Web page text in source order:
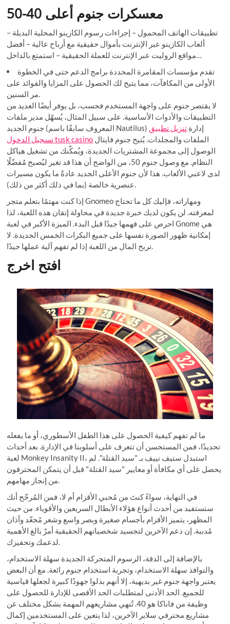
معسكرات جنوم أعلى 40-50
تطبيقات الهاتف المحمول – إجراءات رسوم الكازينو المحلية البديلة –
ألعاب الكازينو عبر الإنترنت بأموال حقيقية مع أرباح عالية – أفضل
مواقع الروليت عبر الإنترنت للعملة الحقيقية – استمتع بالداخل…
تقدم مؤسسات المقامرة المحددة برامج الدعم حتى في الخطوة
الأولى من المكافآت، مما يتيح لك الحصول على المزايا والفوائد على
مر السنين.
لا يقتصر جنوم على واجهة المستخدم فحسب، بل يوفر أيضًا العديد من
التطبيقات والأدوات الأساسية. على سبيل المثال، يُسهّل مدير ملفات
جنوم الجديد (المعروف سابقًا باسم Nautilus) إدارة تنزيل تطبيق
تسجيل الدخول tusk casino
الوصول إلى مجموعة المشتريات الجديدة، ويُمكّنك من تشغيل هياكل
النظام. مع وصول جنوم 50، من الواضح أن هذا قد تغير ليُصبح مُفضّلًا
لدى لاعبي الألعاب. هذا لأن جنوم الأعلى الجديد عادةً ما يكون مسيرات
عنصرية خالصة (بما في ذلك أكثر من ذلك).
إذا كنت مهتمًا بتعلم متجر Gnomeo ومهاراته، فإليك كل ما تحتاج
لمعرفته. لن يكون لديك خبرة جديدة في محاولة إتقان هذه اللعبة، لذا
احرص على فهمها جيدًا قبل البدء. الميزة الأكبر في لعبة Gnome هي
إمكانية ظهور الصورة نفسها على جميع البكرات الخمس الجديدة. لا
تربح المال من اللعبة إذا لم تفهم آلية عملها جيدًا.
افتح اخرج
ما لم تفهم كيفية الحصول على هذا الطفل الأسطوري، أو ما يفعله
تحديدًا، فمن المستحسن أن تتعرف على أسلوبنا في الإدارة. بعد أحداث
لعبة Monkey Insanity II، استبدل ستيف نييف بـ "سيد القتلة". لم
يحصل على أي مكافأة أو معايير "سيد القتلة" قبل أن يتمكن المحترفون
من إنجاز مهامهم.
في النهاية، سواءً كنتَ من مُحبي الأقزام أم لا، فمن المُرجّح أنك
ستستفيد من أحدث أنواع هؤلاء الأبطال السريعين والأقوياء. من حيث
المظهر، يتميز الأقزام بأجسام صغيرة وبصر واسع وشعر مُجعّد وآذان
مُدببة. إن دعم الآخرين لتجسيد شخصياتهم الحقيقية أمرٌ بالغ الأهمية
لدعمك وتحفيزك.
بالإضافة إلى الدقة، الرسوم المتحركة الجديدة سهلة الاستخدام،
والنوافذ سهلة الاستخدام، وتجربة استخدام جنوم رائعة. مع أن البعض
يعتبر واجهة جنوم غير بديهية، إلا أنهم بذلوا جهودًا كبيرة لجعلها قياسية
للجميع. الحد الأدنى لمتطلبات الحد الأقصى للإدارة للحصول على
وظيفة من فاناكا هو 40. تُنهي مشاريعهم المهمة بشكل مختلف عن
مشاريع محترفي سلاير الآخرين، لذا يتعين على المستخدمين إكمال